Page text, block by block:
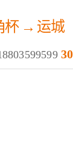
杯 → 运城